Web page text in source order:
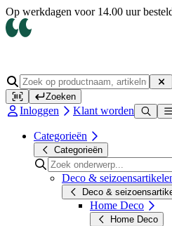
Op werkdagen voor 14.00 uur
Zoeken
Inloggen Klant worden
Categorieën
Categorieën
Deco &
Deco &
Home Deco
Home Deco